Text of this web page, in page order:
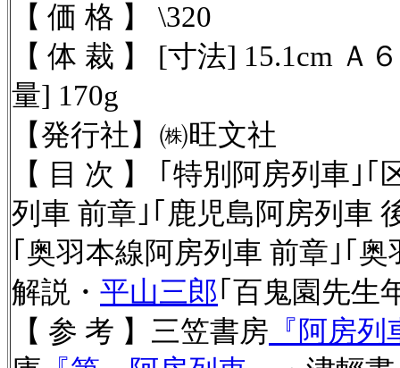
【 価 格 】 \320
【 体 裁 】
[寸法] 15.1cm Ａ
量] 170g
【発行社】 ㈱旺文社
【 目 次 】 ｢特別阿房列車｣
列車 前章｣｢鹿児島阿房列車
｢奥羽本線阿房列車 前章｣｢
解説・ 平山三郎｢百鬼園先生
【 参 考 】三笠書房 『阿房列